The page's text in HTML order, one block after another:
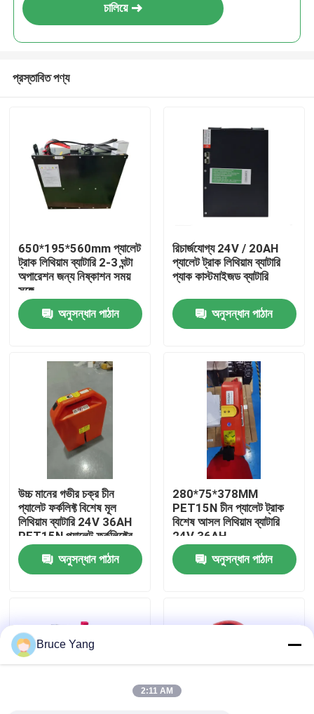
আমাদের সম্পর্কে
কারখানা ভ্রমণ
মান নিয়ন্ত্রণ
উদ্ধৃতির জন্য আবেদন
ফর্কলিফ্ট লিথিয়াম ব্যাটারি
বৈদ্যুতিক ফর্কলিফ্ট লিথিয়াম আয়ন ব্যাটারি
৪৮ ভোল্ট লিথিয়াম-আয়ন ফর্কলিফ্ট ব্যাটারি
চালিয়ে
প্রস্তাবিত পণ্য
650*195*560mm প্যালেট
ট্রাক লিথিয়াম ব্যাটারি 2-3 ঘন্টা
অপারেশন জন্য নিষ্কাশন সময়
সঙ্গে
অনুসন্ধান পাঠান
রিচার্জযোগ্য 24V / 20AH
প্যালেট ট্রাক লিথিয়াম ব্যাটারি
প্যাক কাস্টমাইজড ব্যাটারি
অনুসন্ধান পাঠান
উচ্চ মানের গভীর চক্র চীন
প্যালেট ফর্কলিফ্ট বিশেষ মূল
লিথিয়াম ব্যাটারি 24V 36AH
PET15N প্যালেট ফর্কলিফ্টের
জন্য
অনুসন্ধান পাঠান
280*75*378MM
PET15N চীন প্যালেট ট্রাক
বিশেষ আসল লিথিয়াম ব্যাটারি
24V 36AH
অনুসন্ধান পাঠান
Bruce Yang
2:11 AM